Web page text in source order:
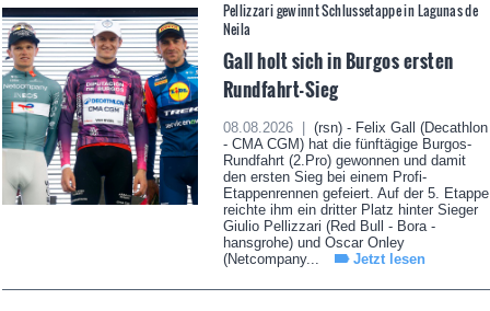
Pellizzari gewinnt Schlussetappe in Lagunas de
Neila
Gall holt sich in Burgos ersten
Rundfahrt-Sieg
08.08.2026 |
(rsn) - Felix Gall (Decathlon
- CMA CGM) hat die fünftägige Burgos-
Rundfahrt (2.Pro) gewonnen und damit
den ersten Sieg bei einem Profi-
Etappenrennen gefeiert. Auf der 5. Etappe
reichte ihm ein dritter Platz hinter Sieger
Giulio Pellizzari (Red Bull - Bora -
hansgrohe) und Oscar Onley
(Netcompany...
Jetzt lesen